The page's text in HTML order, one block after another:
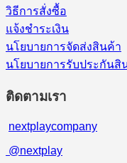
วิธีการสั่งซื้อ
แจ้งชำระเงิน
นโยบายการจัดส่งสินค้า
นโยบายการรับประกันสิ
ติดตามเรา
nextplaycompany
@nextplay